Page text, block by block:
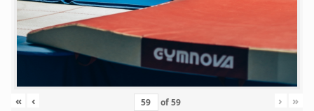
« ‹ of59 › »